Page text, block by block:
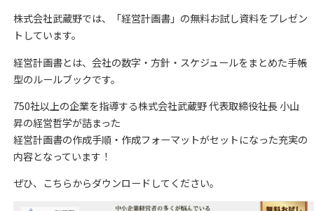
株式会社武蔵野では、「経営計画書」の無料お試し資料をプレゼン
トしています。
経営計画書とは、会社の数字・方針・スケジュールをまとめた手帳
型のルールブックです。
750社以上の企業を指導する株式会社武蔵野 代表取締役社長 小山
昇の経営哲学が詰まった
経営計画書の作成手順・作成フォーマットがセットになった充実の
内容となっています！
ぜひ、こちらからダウンロードしてください。